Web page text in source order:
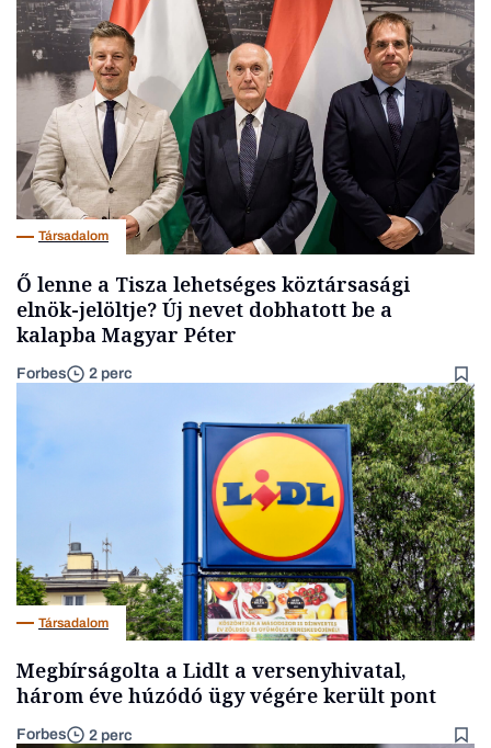
Társadalom
Ő lenne a Tisza lehetséges köztársasági
elnök-jelöltje? Új nevet dobhatott be a
kalapba Magyar Péter
Forbes 2 perc
Társadalom
Megbírságolta a Lidlt a versenyhivatal,
három éve húzódó ügy végére került pont
Forbes 2 perc